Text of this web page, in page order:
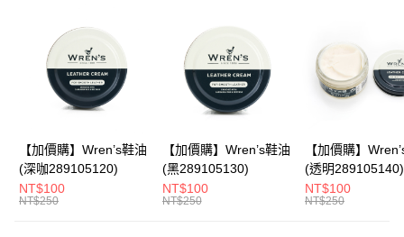
Apple Pay
悠遊付
Google Pay
全盈+PAY
ATM付款
【加價購】Wren’s鞋油
(深咖289105120)
NT$100
NT$250
【加價購】Wren’s鞋油
(黑289105130)
NT$100
NT$250
【加價購】
(透明289105140)
NT$100
NT$250